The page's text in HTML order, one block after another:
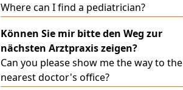
Where can I find a pediatrician?
Können Sie mir bitte den Weg zur
nächsten Arztpraxis zeigen?
Can you please show me the way to the
nearest doctor's office?